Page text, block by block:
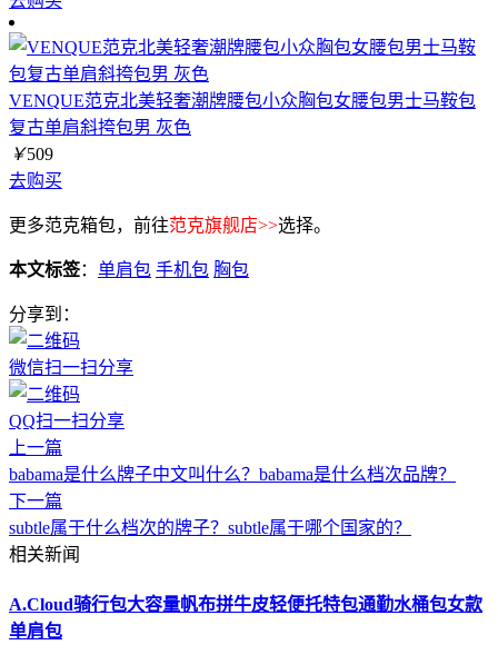
VENQUE范克北美轻奢潮牌腰包小众胸包女腰包男士马鞍包
复古单肩斜挎包男 灰色
￥509
去购买
更多范克箱包，前往范克旗舰店>>选择。
本文标签： 单肩包 手机包 胸包
分享到：
微信扫一扫分享
QQ扫一扫分享
上一篇
babama是什么牌子中文叫什么？babama是什么档次品牌？
下一篇
subtle属于什么档次的牌子？subtle属于哪个国家的？
相关新闻
A.Cloud骑行包大容量帆布拼牛皮轻便托特包通勤水桶包女款
单肩包